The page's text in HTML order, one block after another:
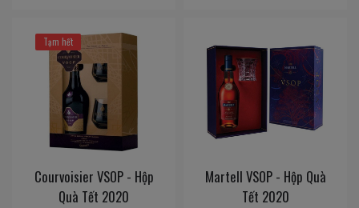
Tạm hết
Courvoisier VSOP - Hộp
Quà Tết 2020
Martell VSOP - Hộp Quà
Tết 2020